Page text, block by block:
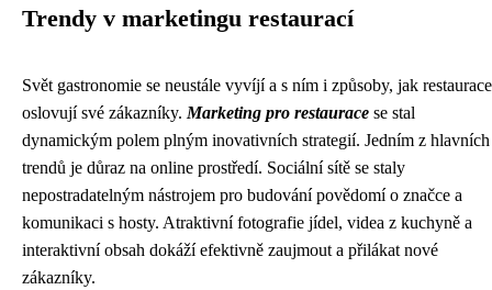
Trendy v marketingu restaurací
Svět gastronomie se neustále vyvíjí a s ním i způsoby, jak restaurace
oslovují své zákazníky. Marketing pro restaurace se stal
dynamickým polem plným inovativních strategií. Jedním z hlavních
trendů je důraz na online prostředí. Sociální sítě se staly
nepostradatelným nástrojem pro budování povědomí o značce a
komunikaci s hosty. Atraktivní fotografie jídel, videa z kuchyně a
interaktivní obsah dokáží efektivně zaujmout a přilákat nové
zákazníky.